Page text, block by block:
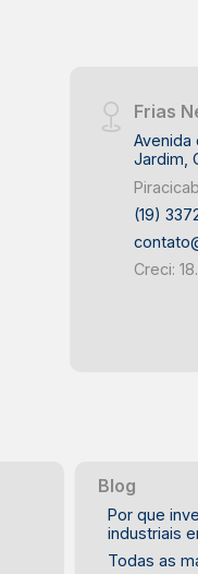
Frias
Jardim,
(19)
Creci:
Blog
Por que
industriais
Todas as